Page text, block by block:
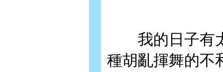
我的日子有太
種胡亂揮舞的不